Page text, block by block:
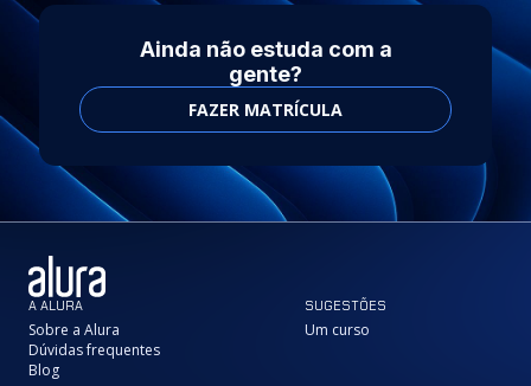
Ainda não estuda com a
gente?
FAZER MATRÍCULA
A ALURA
Sobre a Alura
Dúvidas frequentes
Blog
SUGESTÕES
Um curso